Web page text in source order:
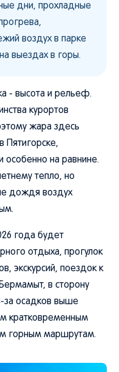
дни, прохладные
воздух в парке
выездах в горы.
- высота и рельеф.
курортов
жара здесь
Пятигорске,
особенно на равнине.
тепло, но
дождя воздух
года будет
отдыха, прогулок
экскурсий, поездок к
в сторону
за осадков выше
кратковременным
горным маршрутам.